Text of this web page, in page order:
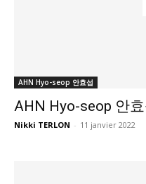
AHN Hyo-seop 안효섭
AHN Hyo-seop 안효
Nikki TERLON - 11 janvier 2022